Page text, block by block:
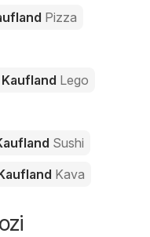
Pizza
Kaufland Lego
Sushi
Kava